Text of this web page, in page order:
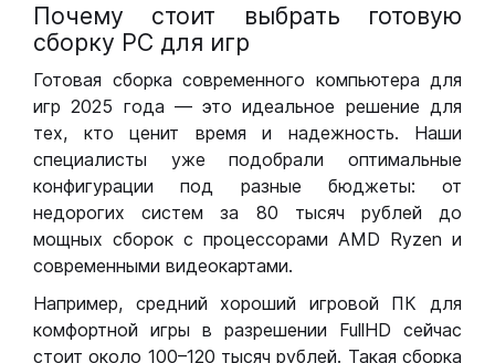
Почему стоит выбрать готовую
сборку РС для игр
Готовая сборка современного компьютера для
игр 2025 года — это идеальное решение для
тех, кто ценит время и надежность. Наши
специалисты уже подобрали оптимальные
конфигурации под разные бюджеты: от
недорогих систем за 80 тысяч рублей до
мощных сборок с процессорами AMD Ryzen и
современными видеокартами.
Например, средний хороший игровой ПК для
комфортной игры в разрешении FullHD сейчас
стоит около 100–120 тысяч рублей. Такая сборка